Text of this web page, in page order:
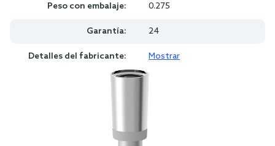
Peso con embalaje: 0.275
Garantía: 24
Detalles del fabricante: Mostrar